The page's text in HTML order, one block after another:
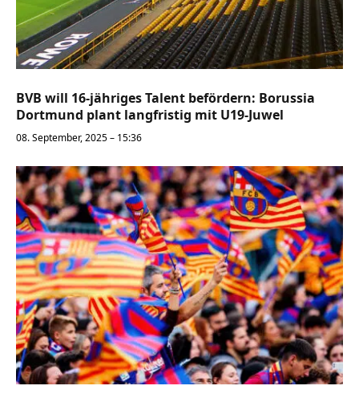
BVB will 16-jähriges Talent befördern: Borussia
Dortmund plant langfristig mit U19-Juwel
08. September, 2025 – 15:36